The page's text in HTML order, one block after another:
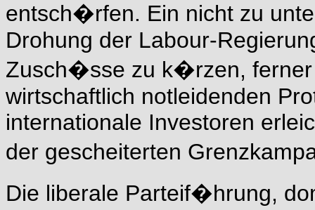
entsch�rfen. Ein nicht zu
Drohung der Labour-
Zusch�sse zu k�rzen,
wirtschaftlich notleidenden
internationale Investoren
der gescheiterten
Die liberale Parteif�hrung,